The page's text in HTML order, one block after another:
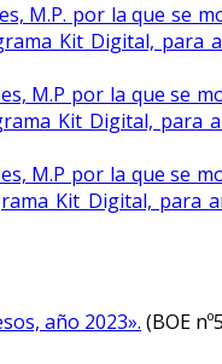
M.P. por la que se
Kit Digital, para
M.P por la que se
Kit Digital, para
M.P por la que se
Kit Digital, para
año 2023». (BOE